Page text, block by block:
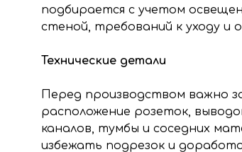
подбирается с учетом
стеной, требований к уходу и
Технические детали
Перед производством важно
расположение розеток,
каналов, тумбы и соседних
избежать подрезок и